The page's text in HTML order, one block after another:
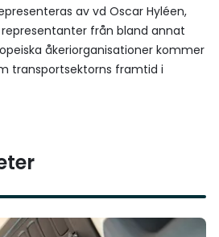
av vd Oscar Hyléen,
från bland annat
åkeriorganisationer kommer
transportsektorns framtid i